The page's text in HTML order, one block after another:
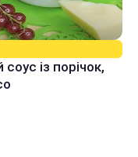
із порічок,